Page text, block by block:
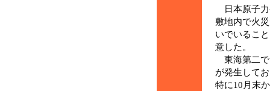
日本原子力
敷地内で火
いでいるこ
意した。
東海第二で
が発生して
特に10月末